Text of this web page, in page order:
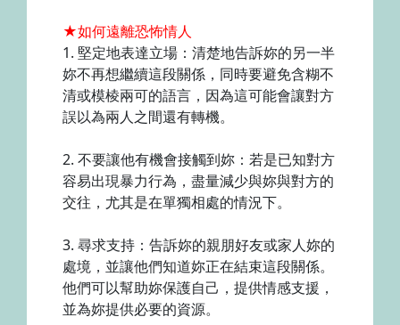
★如何遠離恐怖情人
1. 堅定地表達立場：清楚地告訴妳的另一半
妳不再想繼續這段關係，同時要避免含糊不
清或模棱兩可的語言，因為這可能會讓對方
誤以為兩人之間還有轉機。
2. 不要讓他有機會接觸到妳：若是已知對方
容易出現暴力行為，盡量減少與妳與對方的
交往，尤其是在單獨相處的情況下。
3. 尋求支持：告訴妳的親朋好友或家人妳的
處境，並讓他們知道妳正在結束這段關係。
他們可以幫助妳保護自己，提供情感支援，
並為妳提供必要的資源。